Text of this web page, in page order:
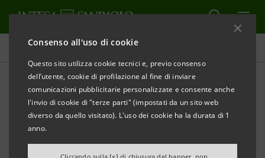
Consenso all'uso di cookie
Questo sito utilizza cookie tecnici e, previo consenso
dell’utente, cookie di profilazione al fine di inviare
comunicazioni pubblicitarie personalizzate e consente anche
l'invio di cookie di "terze parti" (impostati da un sito web
diverso da quello visitato). L'uso dei cookie ha la durata di 1
anno.
Comunicati stampa
STAMPA AGGIORNA
INTESA SANPAOLO: RESOCONTO INTERMEDIO AL 31
MARZO 2025